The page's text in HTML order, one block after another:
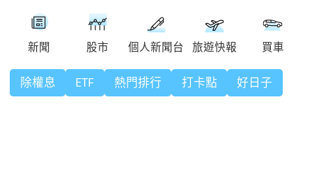
除權息 ETF 熱門排行 打卡點 好日子